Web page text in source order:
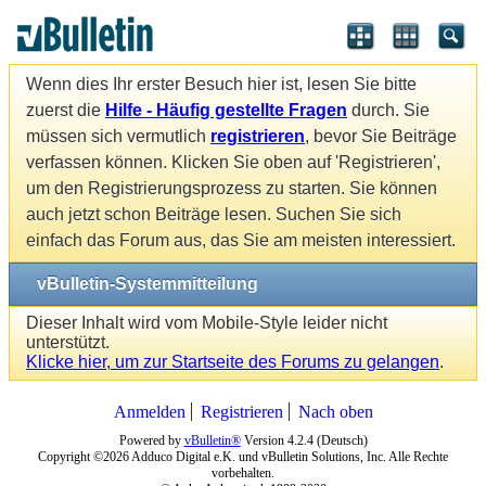
Wenn dies Ihr erster Besuch hier ist, lesen Sie bitte
zuerst die Hilfe - Häufig gestellte Fragen durch. Sie
müssen sich vermutlich registrieren, bevor Sie Beiträge
verfassen können. Klicken Sie oben auf 'Registrieren',
um den Registrierungsprozess zu starten. Sie können
auch jetzt schon Beiträge lesen. Suchen Sie sich
einfach das Forum aus, das Sie am meisten interessiert.
vBulletin-Systemmitteilung
Dieser Inhalt wird vom Mobile-Style leider nicht
unterstützt.
Klicke hier, um zur Startseite des Forums zu gelangen.
Anmelden Registrieren Nach oben
Powered by vBulletin®Version 4.2.4 (Deutsch)
Copyright ©2026 Adduco Digital e.K. und vBulletin Solutions, Inc. Alle Rechte
vorbehalten.